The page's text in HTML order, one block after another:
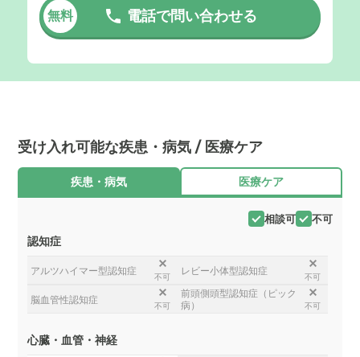
無料 電話で問い合わせる
受け入れ可能な疾患・病気 / 医療ケア
疾患・病気 医療ケア
相談可 不可
認知症
アルツハイマー型認知症
不可
レビー小体型認知症
不可
脳血管性認知症
不可
前頭側頭型認知症（ピック
病）
不可
心臓・血管・神経